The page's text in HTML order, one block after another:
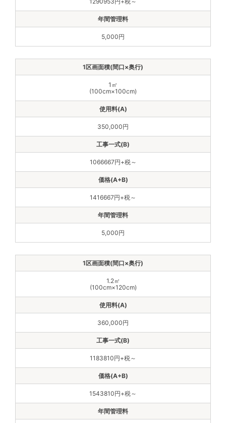
5,000円
1㎡
(100cm×100cm)
350,000円
1066667円+税～
1416667円+税～
5,000円
1.2㎡
(100cm×120cm)
360,000円
1183810円+税～
1543810円+税～